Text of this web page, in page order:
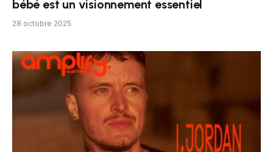
bébé est un visionnement essentiel
28 octobre 2025